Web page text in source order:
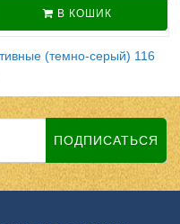
В КОШИК
(темно-серый) 116
ПОДПИСАТЬСЯ